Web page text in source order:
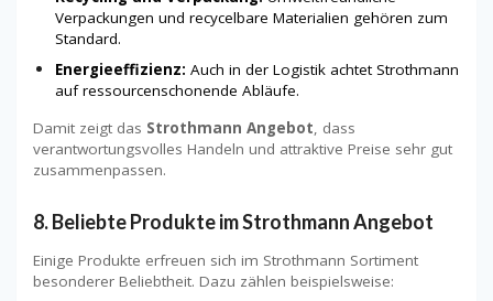
Verpackungen und recycelbare Materialien gehören zum
Standard.
Energieeffizienz: Auch in der Logistik achtet Strothmann
auf ressourcenschonende Abläufe.
Damit zeigt das Strothmann Angebot, dass
verantwortungsvolles Handeln und attraktive Preise sehr gut
zusammenpassen.
8. Beliebte Produkte im Strothmann Angebot
Einige Produkte erfreuen sich im Strothmann Sortiment
besonderer Beliebtheit. Dazu zählen beispielsweise: